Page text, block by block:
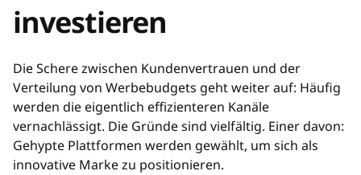
investieren
Die Schere zwischen Kundenvertrauen und der
Verteilung von Werbebudgets geht weiter auf: Häufig
werden die eigentlich effizienteren Kanäle
vernachlässigt. Die Gründe sind vielfältig. Einer davon:
Gehypte Plattformen werden gewählt, um sich als
innovative Marke zu positionieren.